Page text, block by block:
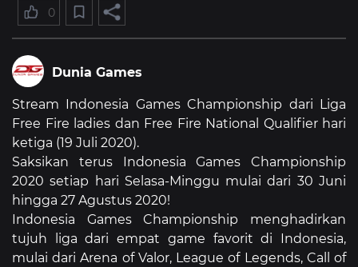
0
Dunia Games
Stream Indonesia Games Championship dari Liga
Free Fire ladies dan Free Fire National Qualifier hari
ketiga (19 Juli 2020).
Saksikan terus Indonesia Games Championship
2020 setiap hari Selasa-Minggu mulai dari 30 Juni
hingga 27 Agustus 2020!
Indonesia Games Championship menghadirkan
tujuh liga dari empat game favorit di Indonesia,
mulai dari Arena of Valor, League of Legends, Call of